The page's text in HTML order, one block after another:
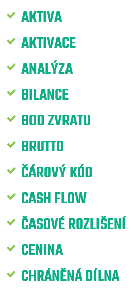
AKTIVA
AKTIVACE
ANALÝZA
BILANCE
BOD ZVRATU
BRUTTO
ČÁROVÝ KÓD
CASH FLOW
ČASOVÉ ROZLIŠENÍ
CENINA
CHRÁNĚNÁ DÍLNA